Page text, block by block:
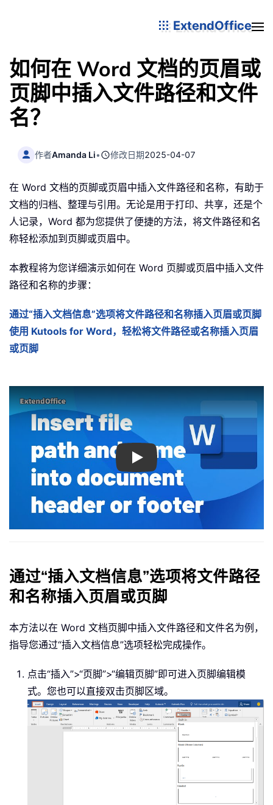
ExtendOffice
如何在 Word 文档的页眉或
页脚中插入文件路径和文件
名？
作者Amanda Li• 修改日期2025-04-07
在 Word 文档的页脚或页眉中插入文件路径和名称，有助于
文档的归档、整理与引用。无论是用于打印、共享，还是个
人记录，Word 都为您提供了便捷的方法，将文件路径和名
称轻松添加到页脚或页眉中。
本教程将为您详细演示如何在 Word 页脚或页眉中插入文件
路径和名称的步骤：
通过“插入文档信息”选项将文件路径和名称插入页眉或页脚
使用 Kutools for Word，轻松将文件路径或名称插入页眉
或页脚
Play
通过“插入文档信息”选项将文件路径
和名称插入页眉或页脚
本方法以在 Word 文档页脚中插入文件路径和文件名为例，
指导您通过“插入文档信息”选项轻松完成操作。
点击“插入”>“页脚”>“编辑页脚”即可进入页脚编辑模
式。您也可以直接双击页脚区域。